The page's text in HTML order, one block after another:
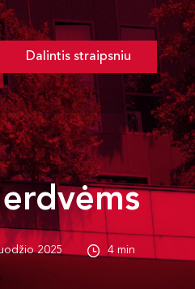
Dalintis straipsniu
2025 4 min